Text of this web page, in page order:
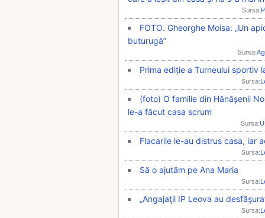
Sursa:
FOTO. Gheorghe Moisa: „Un
buturugă”
Sursa:
Prima ediție a Turneului sportiv
Sursa:
(foto) O familie din Hănășenii
le-a făcut casa scrum
Sursa:
Flacarile le-au distrus casa, iar
Sursa:
Să o ajutăm pe Ana Maria
Sursa:
„Angajaţii IP Leova au
Sursa: